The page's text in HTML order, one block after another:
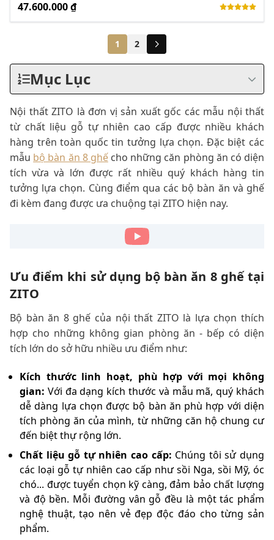
47.600.000 ₫
1 2
Mục Lục
Nội thất ZITO là đơn vị sản xuất gốc các mẫu nội thất
từ chất liệu gỗ tự nhiên cao cấp được nhiều khách
hàng trên toàn quốc tin tưởng lựa chọn. Đặc biệt các
mẫu bộ bàn ăn 8 ghếcho những căn phòng ăn có diện
tích vừa và lớn được rất nhiều quý khách hàng tin
tưởng lựa chọn. Cùng điểm qua các bộ bàn ăn và ghế
đi kèm đang được ưa chuộng tại ZITO hiện nay.
Ưu điểm khi sử dụng bộ bàn ăn 8 ghế tại
ZITO
Bộ bàn ăn 8 ghế của nội thất ZITO là lựa chọn thích
hợp cho những không gian phòng ăn - bếp có diện
tích lớn do sở hữu nhiều ưu điểm như:
Kích thước linh hoạt, phù hợp với mọi không
gian: Với đa dạng kích thước và mẫu mã, quý khách
dễ dàng lựa chọn được bộ bàn ăn phù hợp với diện
tích phòng ăn của mình, từ những căn hộ chung cư
đến biệt thự rộng lớn.
Chất liệu gỗ tự nhiên cao cấp: Chúng tôi sử dụng
các loại gỗ tự nhiên cao cấp như sồi Nga, sồi Mỹ, óc
chó... được tuyển chọn kỹ càng, đảm bảo chất lượng
và độ bền. Mỗi đường vân gỗ đều là một tác phẩm
nghệ thuật, tạo nên vẻ đẹp độc đáo cho từng sản
phẩm.